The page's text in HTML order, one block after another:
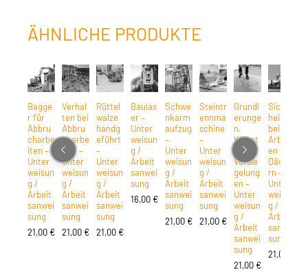
ÄHNLICHE PRODUKTE
Bagge
r für
Abbru
charbe
iten –
Unter
weisun
g /
Arbeit
sanwei
sung
21,00 €
Verhal
ten bei
Abbru
charbe
iten –
Unter
weisun
g /
Arbeit
sanwei
sung
21,00 €
Rüttel
walze
handg
eführt
–
Unter
weisun
g /
Arbeit
sanwei
sung
21,00 €
Baulas
er –
Unter
weisun
g /
Arbeit
sanwei
sung
16,00 €
Schwe
nkarm
aufzug
–
Unter
weisun
g /
Arbeit
sanwei
sung
21,00 €
Steintr
ennma
schine
–
Unter
weisun
g /
Arbeit
sanwei
sung
21,00 €
Grundi
erunge
n,
Klebst
offe,
Versie
gelung
en –
Unter
weisun
g /
Arbeit
sanwei
sung
21,00 €
Sicher
heit
bei
Arbeit
en auf
Däche
rn –
Unter
weisun
g /
Arbeit
sanwei
sung
21,00